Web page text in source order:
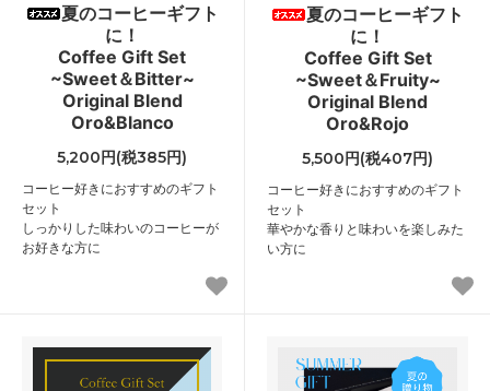
夏のコーヒーギフト
に！
Coffee Gift Set
~Sweet＆Bitter~
Original Blend
Oro&Blanco
5,200円(税385円)
コーヒー好きにおすすめのギフト
セット
しっかりした味わいのコーヒーが
お好きな方に
夏のコーヒーギフト
に！
Coffee Gift Set
~Sweet＆Fruity~
Original Blend
Oro&Rojo
5,500円(税407円)
コーヒー好きにおすすめのギフト
セット
華やかな香りと味わいを楽しみた
い方に